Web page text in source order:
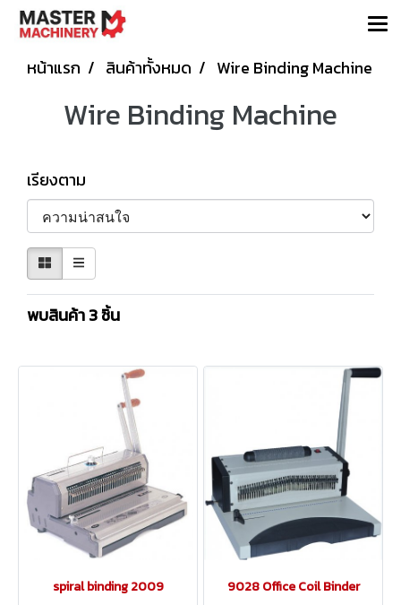
หน้าแรก สินค้าทั้งหมด Wire Binding Machine
Wire Binding Machine
เรียงตาม
พบสินค้า 3 ชิ้น
spiral binding 2009 9028 Office Coil Binder